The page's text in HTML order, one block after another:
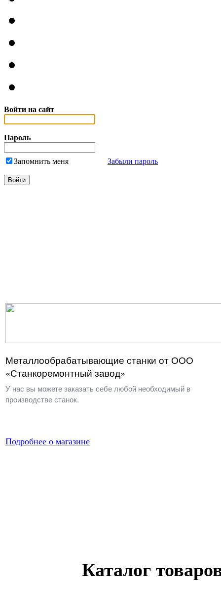
Войти на сайт
Пароль
Запомнить меня Забыли пароль
Металлообрабатывающие станки от ООО
«Станкоремонтный завод»
У нас вы можете заказать себе любой необходимый в
производстве станок.
Подробнее о магазине
Каталог